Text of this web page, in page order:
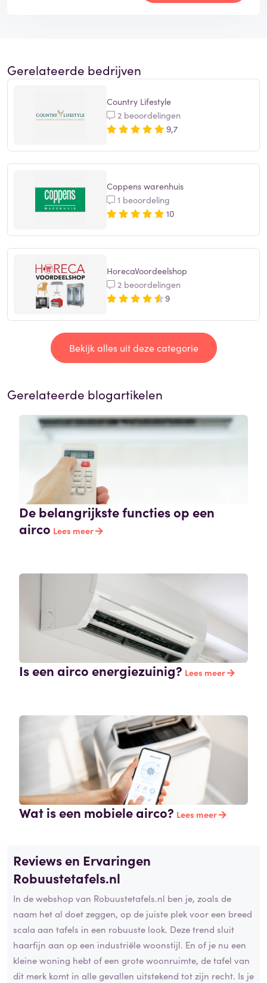
Gerelateerde bedrijven
Country Lifestyle
2 beoordelingen
9,7
Coppens warenhuis
1 beoordeling
10
HorecaVoordeelshop
2 beoordelingen
9
Bekijk alles uit deze categorie
Gerelateerde blogartikelen
De belangrijkste functies op een
airco Lees meer
Is een airco energiezuinig? Lees meer
Wat is een mobiele airco? Lees meer
Reviews en Ervaringen
Robuustetafels.nl
In de webshop van Robuustetafels.nl ben je, zoals de
naam het al doet zeggen, op de juiste plek voor een breed
scala aan tafels in een robuuste look. Deze trend sluit
haarfijn aan op een industriële woonstijl. En of je nu een
kleine woning hebt of een grote woonruimte, de tafel van
dit merk komt in alle gevallen uitstekend tot zijn recht. Is je